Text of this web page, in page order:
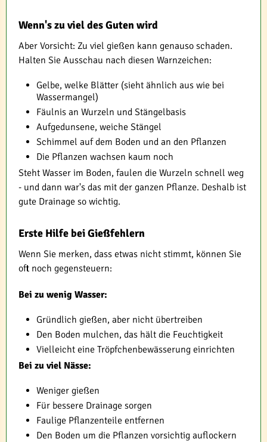
Wenn's zu viel des Guten wird
Aber Vorsicht: Zu viel gießen kann genauso schaden.
Halten Sie Ausschau nach diesen Warnzeichen:
Gelbe, welke Blätter (sieht ähnlich aus wie bei
Wassermangel)
Fäulnis an Wurzeln und Stängelbasis
Aufgedunsene, weiche Stängel
Schimmel auf dem Boden und an den Pflanzen
Die Pflanzen wachsen kaum noch
Steht Wasser im Boden, faulen die Wurzeln schnell weg
- und dann war's das mit der ganzen Pflanze. Deshalb ist
gute Drainage so wichtig.
Erste Hilfe bei Gießfehlern
Wenn Sie merken, dass etwas nicht stimmt, können Sie
oft noch gegensteuern:
Bei zu wenig Wasser:
Gründlich gießen, aber nicht übertreiben
Den Boden mulchen, das hält die Feuchtigkeit
Vielleicht eine Tröpfchenbewässerung einrichten
Bei zu viel Nässe:
Weniger gießen
Für bessere Drainage sorgen
Faulige Pflanzenteile entfernen
Den Boden um die Pflanzen vorsichtig auflockern